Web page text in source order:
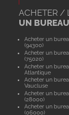
ACHETER /
UN BUREAU
Acheter un
(94300)
Acheter un
(75020)
Acheter un
Atlantique
Acheter un
Vaucluse
Acheter un
(28000)
Acheter un
(06000)